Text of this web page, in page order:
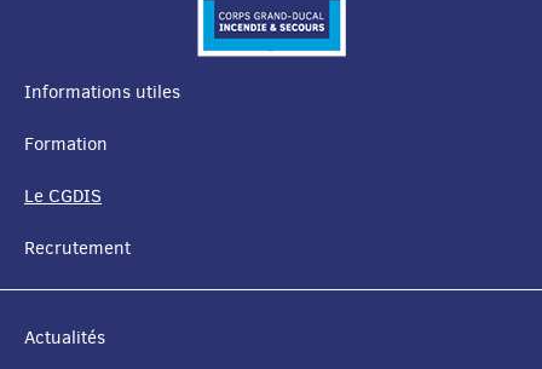
MENU
DE
Informations utiles
Formation
Le CGDIS
Recrutement
Actualités